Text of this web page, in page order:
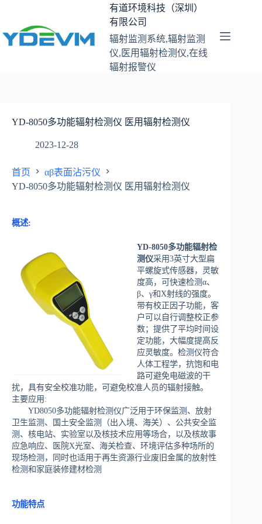
内
容
有道环境科技（深圳）
有限公司
辐射监测系统,辐射监测
仪,医用辐射检测仪,在线
辐射报警仪
YD-8050多功能辐射检测仪 医用辐射检测仪
2023-12-28
首页
αβ表面沾污仪
YD-8050多功能辐射检测仪 医用辐射检测仪
概述:
YD-8050多功能辐射检
测仪采用3英寸大型扁
平螺旋式传感器，灵敏
度高，可快速检测α、
β、γ和X射线的强度。
带有校正因子功能，客
户可以自行调整校正参
数；提供了平均时间设
定功能，大幅度提高反
应灵敏度。检测仪符合
人体工程学，抗饱和电
路可避免电磁波的干
扰，具有安全校准功能，可避免校准人员的辐射接触。
主要应用:
YD8050多功能辐射检测仪广泛用于环保监测、放射
卫生监测、国土安全监测（出入境、海关）、公共安全监
测、核电站、实验室以及核技术应用等场合，以及核故事
应急响应、医院X光室、海关检查、环境评估多种场所的
现场检测，同时也适用于再生资源行业废旧金属的放射性
检测和家庭装修建材检测
功能特点